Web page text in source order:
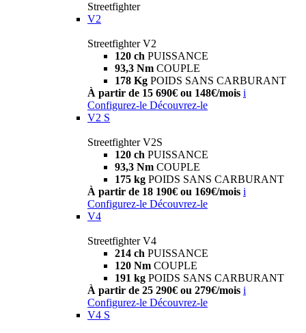
Streetfighter
V2
Streetfighter V2
120 ch PUISSANCE
93,3 Nm COUPLE
178 Kg POIDS SANS CARBURANT
À partir de 15 690€ ou 148€/mois i
Configurez-le Découvrez-le
V2 S
Streetfighter V2S
120 ch PUISSANCE
93,3 Nm COUPLE
175 kg POIDS SANS CARBURANT
À partir de 18 190€ ou 169€/mois i
Configurez-le Découvrez-le
V4
Streetfighter V4
214 ch PUISSANCE
120 Nm COUPLE
191 kg POIDS SANS CARBURANT
À partir de 25 290€ ou 279€/mois i
Configurez-le Découvrez-le
V4 S